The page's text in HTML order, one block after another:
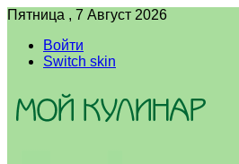
Пятница , 7 Август 2026
Войти
Switch skin